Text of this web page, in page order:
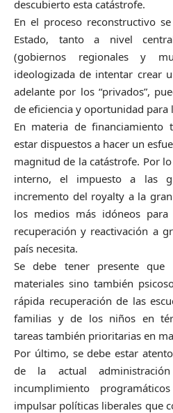
descubierto esta catástrofe.
En el proceso reconstructivo
Estado, tanto a nivel
(gobiernos regionales y
ideologizada de intentar crear
adelante por los “privados”,
de eficiencia y oportunidad para
En materia de financiamiento
estar dispuestos a hacer un
magnitud de la catástrofe. Por
interno, el impuesto a las
incremento del royalty a la
los medios más idóneos
recuperación y reactivación a
país necesita.
Se debe tener presente
materiales sino también
rápida recuperación de las
familias y de los niños en
tareas también prioritarias en
Por último, se debe estar
de la actual
incumplimiento
impulsar políticas liberales que